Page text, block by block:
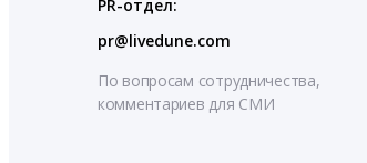
PR-отдел:
pr@livedune.com
По вопросам сотрудничества,
комментариев для СМИ